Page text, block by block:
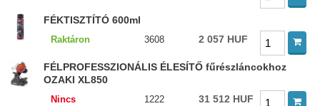
FÉKTISZTÍTÓ 600ml
Raktáron 3608 2 057 HUF
FÉLPROFESSZIONÁLIS ÉLESÍTŐ fűrészláncokhoz
OZAKI XL850
Nincs
1222 31 512 HUF